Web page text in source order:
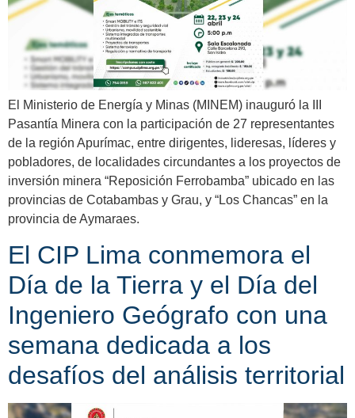
El Ministerio de Energía y Minas (MINEM) inauguró la III
Pasantía Minera con la participación de 27 representantes
de la región Apurímac, entre dirigentes, lideresas, líderes y
pobladores, de localidades circundantes a los proyectos de
inversión minera “Reposición Ferrobamba” ubicado en las
provincias de Cotabambas y Grau, y “Los Chancas” en la
provincia de Aymaraes.
El CIP Lima conmemora el
Día de la Tierra y el Día del
Ingeniero Geógrafo con una
semana dedicada a los
desafíos del análisis territorial